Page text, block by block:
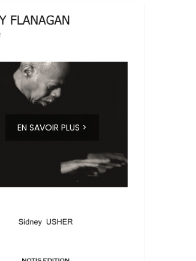
EN SAVOIR PLUS >